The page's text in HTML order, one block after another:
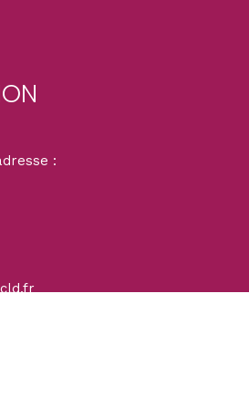
:
pour contrôler la manière